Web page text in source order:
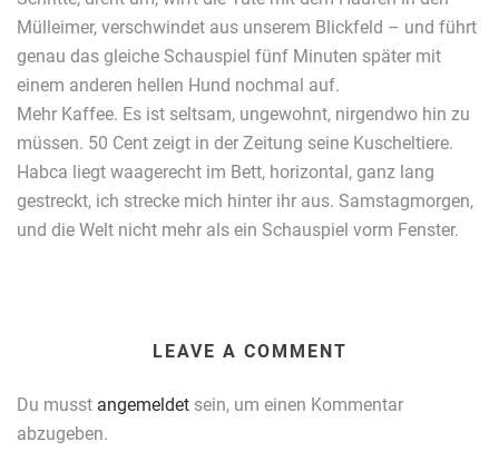
Mülleimer, verschwindet aus unserem Blickfeld – und führt
genau das gleiche Schauspiel fünf Minuten später mit
einem anderen hellen Hund nochmal auf.
Mehr Kaffee. Es ist seltsam, ungewohnt, nirgendwo hin zu
müssen. 50 Cent zeigt in der Zeitung seine Kuscheltiere.
Habca liegt waagerecht im Bett, horizontal, ganz lang
gestreckt, ich strecke mich hinter ihr aus. Samstagmorgen,
und die Welt nicht mehr als ein Schauspiel vorm Fenster.
LEAVE A COMMENT
Du musst angemeldet sein, um einen Kommentar
abzugeben.